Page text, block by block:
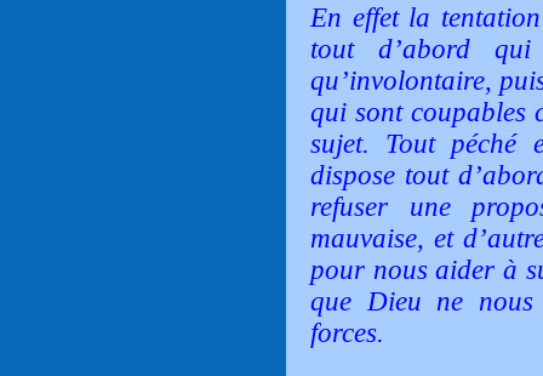
En effet la
tout d’abord qui
qu’involontaire,
qui sont coupables
sujet. Tout péché
dispose tout
refuser une
mauvaise, et
pour nous aider à
que Dieu ne nous
forces.